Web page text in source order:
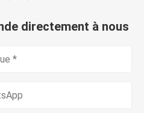
directement à nous